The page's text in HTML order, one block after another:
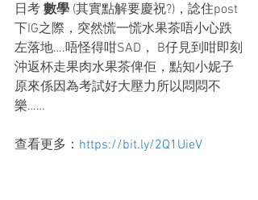
日考 數學 (其實點解要慶祝?)，諗住post
下IG之際，突然慌一慌水果茶唔小心跌
左落地….唔怪得咁SAD， B仔見到咁即刻
沖返杯走果肉水果茶俾佢，點知小妮子
原來係因為考試好大壓力所以悶悶不
樂……
查看更多： https://bit.ly/2Q1UieV